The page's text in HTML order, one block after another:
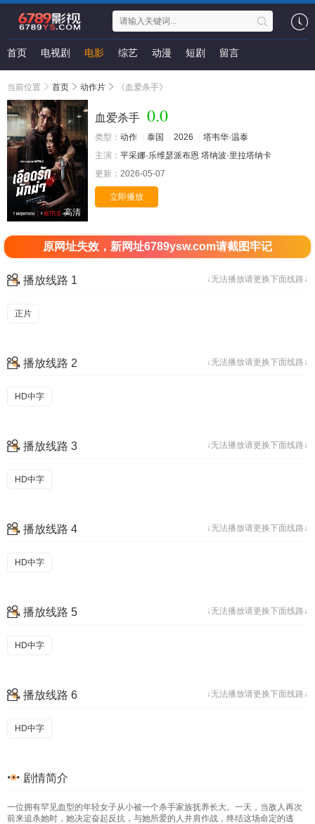
首页 电视剧 电影 综艺 动漫 短剧 留言
当前位置 首页 动作片 《血爱杀手》
高清
血爱杀手 0.0
类型： 动作 泰国 2026
塔韦华·温泰
主演： 平采娜·乐维瑟派布恩 塔纳波·里拉塔纳卡
更新： 2026-05-07
立即播放
原网址失效，新网址6789ysw.com请截图牢记
↓无法播放请更换下面线路↓
播放线路 1
正片
↓无法播放请更换下面线路↓
播放线路 2
HD中字
↓无法播放请更换下面线路↓
播放线路 3
HD中字
↓无法播放请更换下面线路↓
播放线路 4
HD中字
↓无法播放请更换下面线路↓
播放线路 5
HD中字
↓无法播放请更换下面线路↓
播放线路 6
HD中字
剧情简介
一位拥有罕见血型的年轻女子从小被一个杀手家族抚养长大。一天，当敌人再次
前来追杀她时，她决定奋起反抗，与她所爱的人并肩作战，终结这场命定的逃